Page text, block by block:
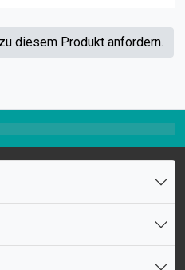
diesem Produkt anfordern.